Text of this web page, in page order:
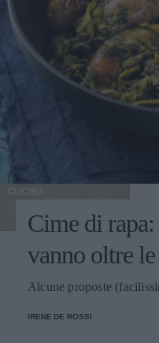
CUCINA
Cime di
vanno oltre
Alcune proposte
IRENE DE ROSSI